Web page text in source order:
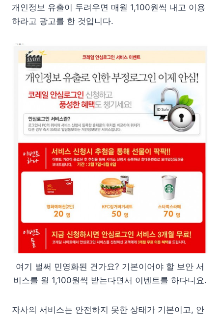
개인정보 유출이 두려우면 매월 1,100원씩 내고 이용
하라고 광고를 한 것입니다.
여기 벌써 민영화된 건가요? 기본이어야 할 보안 서
비스를 월 1,100원씩 받는다면서 이벤트를 하다니요.
자사의 서비스는 안전하지 못한 상태가 기본이고, 안